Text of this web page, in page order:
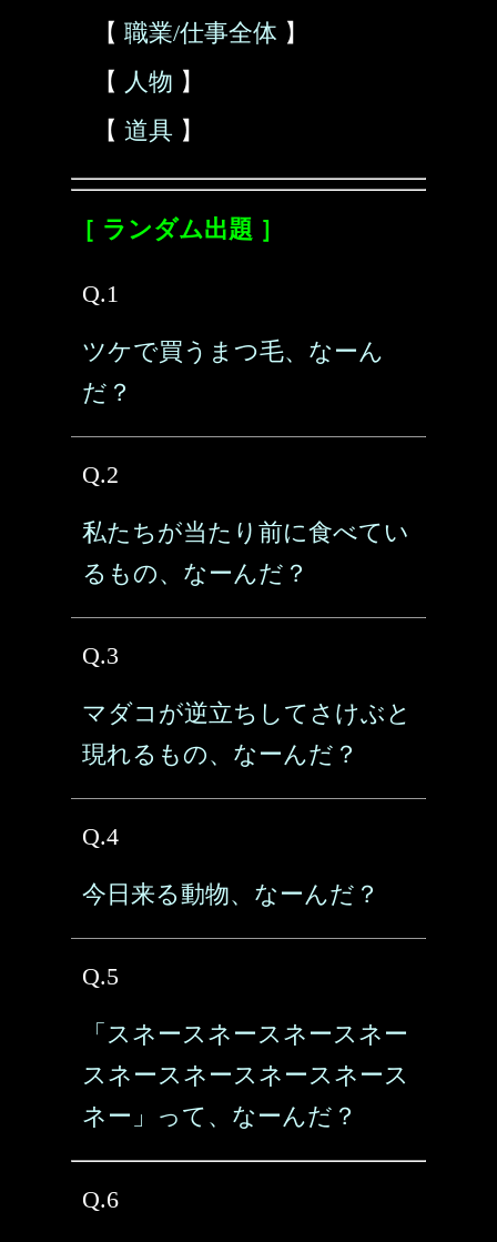
【 職業/仕事全体 】
【 人物 】
【 道具 】
［ ランダム出題 ］
Q.1
ツケで買うまつ毛、なーん
だ？
Q.2
私たちが当たり前に食べてい
るもの、なーんだ？
Q.3
マダコが逆立ちしてさけぶと
現れるもの、なーんだ？
Q.4
今日来る動物、なーんだ？
Q.5
「スネースネースネースネー
スネースネースネースネース
ネー」って、なーんだ？
Q.6